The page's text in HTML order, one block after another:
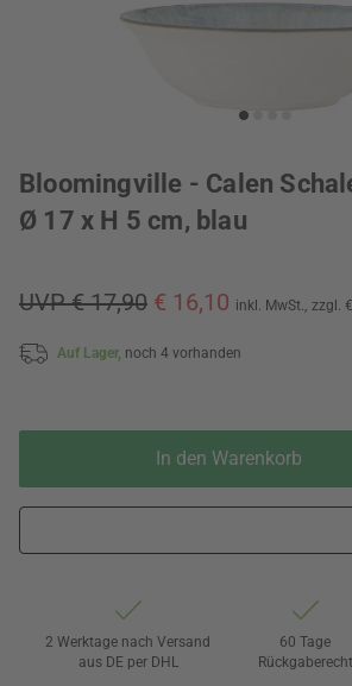
Bloomingville - Calen
Ø 17 x H 5 cm, blau
UVP € 17,90 € 16,10 inkl. MwSt., zzgl.
Auf Lager, noch 4 vorhanden
In den Warenkorb
2 Werktage nach Versand
aus DE per DHL
60 Tage
Rückgaberecht